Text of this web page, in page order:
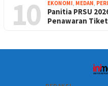
10 EKONOMI, MEDAN,
Panitia PRSU
Penawaran